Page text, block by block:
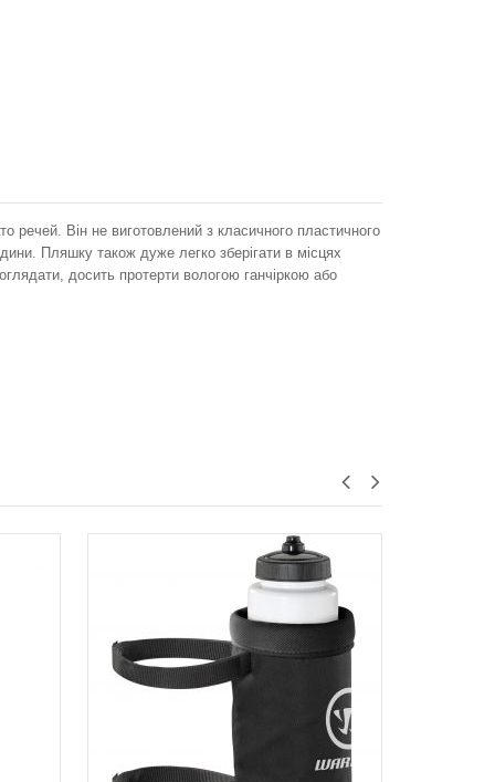
речей. Він не виготовлений з класичного пластичного
Пляшку також дуже легко зберігати в місцях
досить протерти вологою ганчіркою або